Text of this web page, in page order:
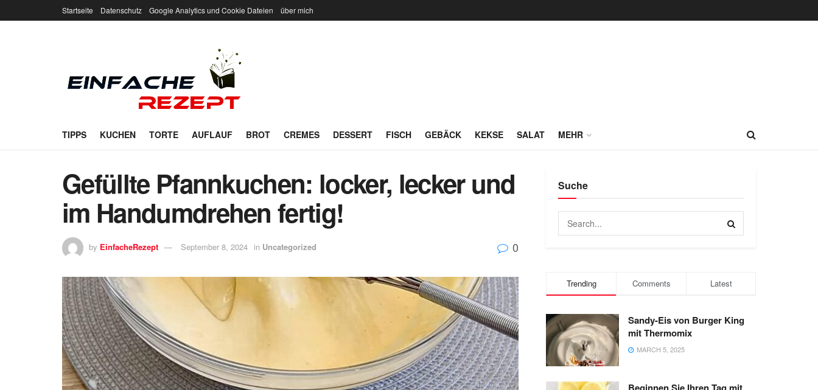
Startseite Datenschutz Google Analytics und Cookie Dateien über mich
TIPPS KUCHEN TORTE AUFLAUF BROT CREMES DESSERT FISCH GEBÄCK KEKSE SALAT MEHR
Gefüllte Pfannkuchen: locker, lecker und
im Handumdrehen fertig!
by EinfacheRezept September 8, 2024 in Uncategorized 0
Suche
Trending Comments Latest
Sandy-Eis von Burger King
mit Thermomix
MARCH 5, 2025